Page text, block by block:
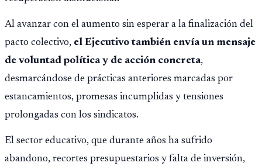
Al avanzar con el aumento sin esperar a la finalización del
pacto colectivo, el Ejecutivo también envía un mensaje
de voluntad política y de acción concreta,
desmarcándose de prácticas anteriores marcadas por
estancamientos, promesas incumplidas y tensiones
prolongadas con los sindicatos.
El sector educativo, que durante años ha sufrido
abandono, recortes presupuestarios y falta de inversión,